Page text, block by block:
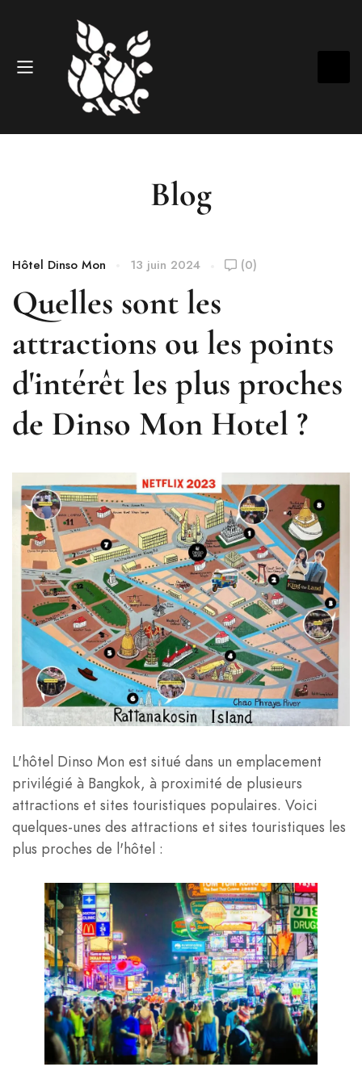
Blog
Hôtel Dinso Mon 13 juin 2024 (0)
Quelles sont les
attractions ou les points
d'intérêt les plus proches
de Dinso Mon Hotel ?
L'hôtel Dinso Mon est situé dans un emplacement
privilégié à Bangkok, à proximité de plusieurs
attractions et sites touristiques populaires. Voici
quelques-unes des attractions et sites touristiques les
plus proches de l'hôtel :